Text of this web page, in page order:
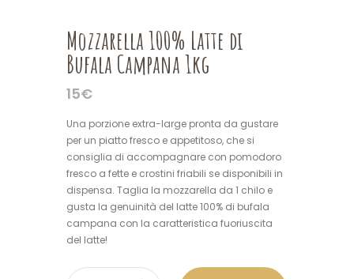
Mozzarella 100% Latte di
Bufala Campana 1kg
15€
Una porzione extra-large pronta da gustare
per un piatto fresco e appetitoso, che si
consiglia di accompagnare con pomodoro
fresco a fette e crostini friabili se disponibili in
dispensa. Taglia la mozzarella da 1 chilo e
gusta la genuinità del latte 100% di bufala
campana con la caratteristica fuoriuscita
del latte!
Mozzarella